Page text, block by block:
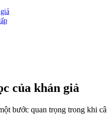
của khán giả
bước quan trọng trong khi